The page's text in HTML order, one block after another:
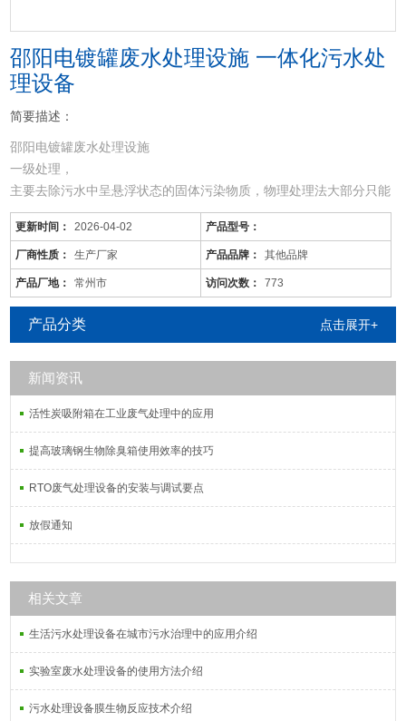
邵阳电镀罐废水处理设施 一体化污水处
理设备
简要描述：
邵阳电镀罐废水处理设施
一级处理，
主要去除污水中呈悬浮状态的固体污染物质，物理处理法大部分只能
完成一级处理的要求。经过一级处理的污水，BOD一般可去除30%左
右，达不到排放标准。一级处理属于二级处理的预处理。
二级处理，
主要去除污水中呈胶体和溶解状态的有机污染物质(BOD，COD物
质)，去除率可达90%以上，使有机污染物达到排放标准。
三级处理，
进一步处理难降解的有机物、氮和磷等
更新时间： 2026-04-02 产品型号：
厂商性质： 生产厂家 产品品牌： 其他品牌
产品厂地： 常州市 访问次数： 773
产品分类 点击展开+
新闻资讯
活性炭吸附箱在工业废气处理中的应用
提高玻璃钢生物除臭箱使用效率的技巧
RTO废气处理设备的安装与调试要点
放假通知
相关文章
生活污水处理设备在城市污水治理中的应用介绍
实验室废水处理设备的使用方法介绍
污水处理设备膜生物反应技术介绍